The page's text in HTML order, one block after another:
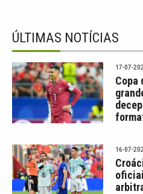
ÚLTIMAS NOTÍCIAS
17-07-
Copa
16-07-